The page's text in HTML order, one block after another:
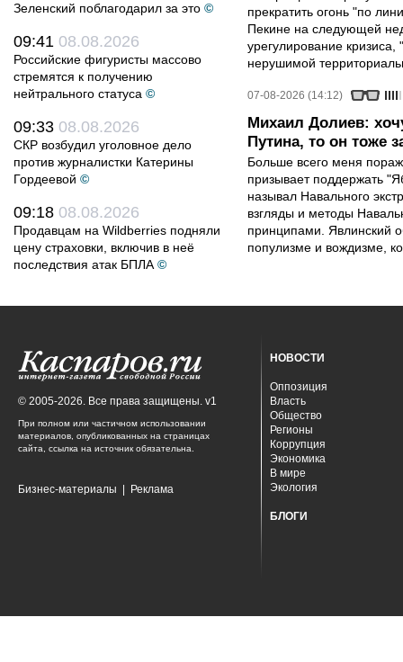
Зеленский поблагодарил за это ©
09:41 08.08.2026
Российские фигуристы массово
стремятся к получению
нейтрального статуса ©
09:33 08.08.2026
СКР возбудил уголовное дело
против журналистки Катерины
Гордеевой ©
09:18 08.08.2026
Продавцам на Wildberries подняли
цену страховки, включив в неё
последствия атак БПЛА ©
прекратить огонь "по
Пекине на следующей
урегулирование
нерушимой
07-08-2026 (14:12)
Михаил Долиев:
Путина, то он тоже
Больше всего меня
призывает поддержать
называл Навального
взгляды и методы
принципами. Явлинский
популизме и вождизме,
© 2005-2026. Все права защищены. v1
При полном или частичном использовании
материалов, опубликованных на страницах
сайта, ссылка на источник обязательна.
Бизнес-материалы Реклама
НОВОСТИ
Оппозиция
Власть
Общество
Регионы
Коррупция
Экономика
В мире
Экология
БЛОГИ